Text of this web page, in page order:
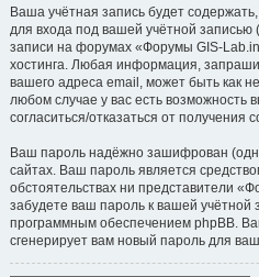
Ваша учётная запись будет
для входа под вашей учётной
записи на форумах «Форумы GIS-
хостинга. Любая информация,
вашего адреса email, может быть как
любом случае у вас есть возможность
согласиться/отказаться от
Ваш пароль надёжно зашифрован
сайтах. Ваш пароль является
обстоятельствах ни представители
забудете ваш пароль к вашей
программным обеспечением phpBB.
сгенерирует вам новый пароль для